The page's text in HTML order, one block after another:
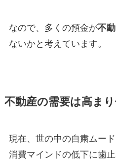
なので、多くの預金が不
ないかと考えています。
不動産の需要は高ま
現在、世の中の自粛ムー
消費マインドの低下に歯